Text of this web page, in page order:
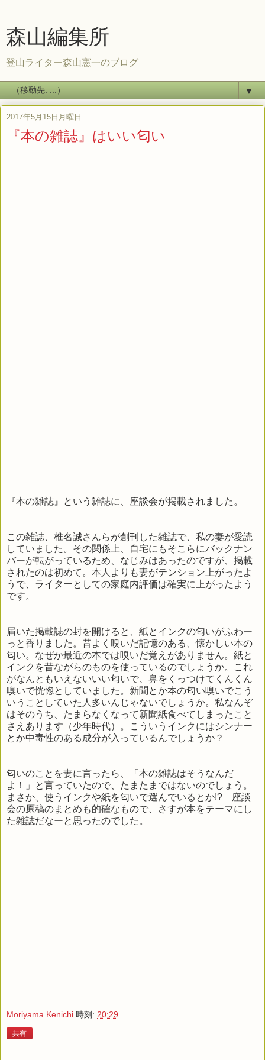
森山編集所
登山ライター森山憲一のブログ
▼
2017年5月15日月曜日
『本の雑誌』はいい匂い
『本の雑誌』という雑誌に、座談会が掲載されました。
この雑誌、椎名誠さんらが創刊した雑誌で、私の妻が愛読
していました。その関係上、自宅にもそこらにバックナン
バーが転がっているため、なじみはあったのですが、掲載
されたのは初めて。本人よりも妻がテンション上がったよ
うで、ライターとしての家庭内評価は確実に上がったよう
です。
届いた掲載誌の封を開けると、紙とインクの匂いがふわー
っと香りました。昔よく嗅いだ記憶のある、懐かしい本の
匂い。なぜか最近の本では嗅いだ覚えがありません。紙と
インクを昔ながらのものを使っているのでしょうか。これ
がなんともいえないいい匂いで、鼻をくっつけてくんくん
嗅いで恍惚としていました。新聞とか本の匂い嗅いでこう
いうことしていた人多いんじゃないでしょうか。私なんぞ
はそのうち、たまらなくなって新聞紙食べてしまったこと
さえあります（少年時代）。こういうインクにはシンナー
とか中毒性のある成分が入っているんでしょうか？
匂いのことを妻に言ったら、「本の雑誌はそうなんだ
よ！」と言っていたので、たまたまではないのでしょう。
まさか、使うインクや紙を匂いで選んでいるとか!? 座談
会の原稿のまとめも的確なもので、さすが本をテーマにし
た雑誌だなーと思ったのでした。
Moriyama Kenichi 時刻: 20:29
共有